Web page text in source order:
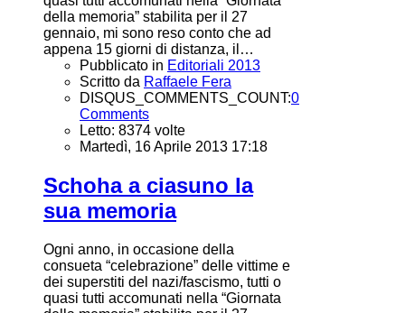
della memoria” stabilita per il 27
gennaio, mi sono reso conto che ad
appena 15 giorni di distanza, il…
Pubblicato in Editoriali 2013
Scritto da Raffaele Fera
DISQUS_COMMENTS_COUNT:0
Comments
Letto: 8374 volte
Martedì, 16 Aprile 2013 17:18
Schoha a ciasuno la
sua memoria
Ogni anno, in occasione della
consueta “celebrazione” delle vittime e
dei superstiti del nazi/fascismo, tutti o
quasi tutti accomunati nella “Giornata